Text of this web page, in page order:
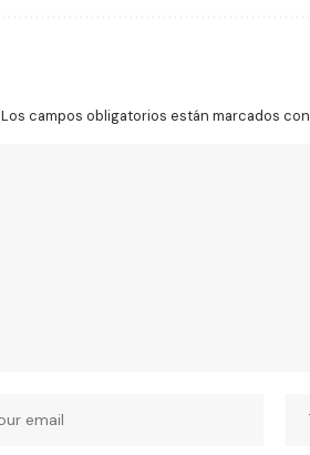
Los campos obligatorios están marcados con